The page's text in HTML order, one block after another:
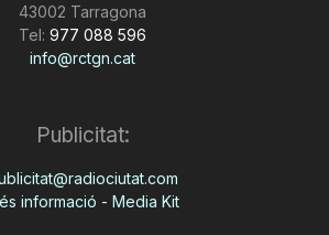
43002 Tarragona
Tel: 977 088 596
info@rctgn.cat
Publicitat:
informació - Media Kit